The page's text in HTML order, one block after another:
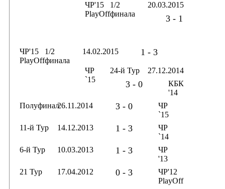
ЧР'15
PlayOff
1/2
финала
20.03.2015
3 - 1
ЧР'15
PlayOff
1/2
финала
14.02.2015 1 - 3
ЧР
`15
24-й Тур 27.12.2014
3 - 0
КБК
'14
Полуфинал26.11.2014 3 - 0
ЧР
`15
11-й Тур
14.12.2013 1 - 3
ЧР
`14
6-й Тур
10.03.2013 1 - 3
ЧР
'13
21 Тур
17.04.2012 0 - 3
ЧР'12
PlayOff